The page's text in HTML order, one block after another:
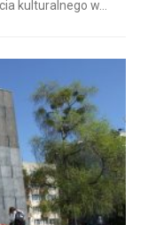
kulturalnego w…